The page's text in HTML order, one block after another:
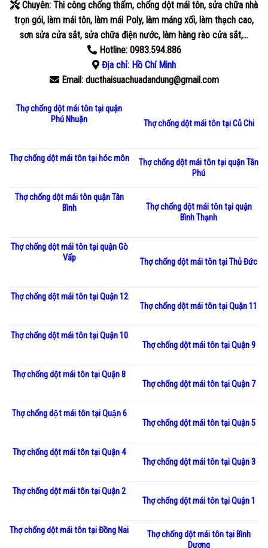
Chuyên: Thi công chống thấm, chống dột mái tôn, sửa chữa nhà
trọn gói, làm mái tôn, làm mái Poly, làm máng xối, làm thạch cao,
sơn sửa cửa sắt, sửa chữa điện nước, làm hàng rào cửa sắt,…
Hotline: 0983.594.886
Địa chỉ: Hồ Chí Minh
Email: ducthaisuachuadandung@gmail.com
Thợ chống dột mái tôn tại quận
Phú Nhuận
Thợ chống dột mái tôn tại Củ Chi
Thợ chống dột mái tôn tại hóc môn
Thợ chống dột mái tôn tại quận Tân
Phú
Thợ chống dột mái tôn quận Tân
Bình
Thợ chống dột mái tôn tại quận
Bình Thạnh
Thợ chống dột mái tôn tại quận Gò
Vấp
Thợ chống dột mái tôn tại Thủ Đức
Thợ chống dột mái tôn tại Quận 12
Thợ chống dột mái tôn tại Quận 11
Thợ chống dột mái tôn tại Quận 10
Thợ chống dột mái tôn tại Quận 9
Thợ chống dột mái tôn tại Quận 8
Thợ chống dột mái tôn tại Quận 7
Thợ chống dột mái tôn tại Quận 6
Thợ chống dột mái tôn tại Quận 5
Thợ chống dột mái tôn tại Quận 4
Thợ chống dột mái tôn tại Quận 3
Thợ chống dột mái tôn tại Quận 2
Thợ chống dột mái tôn tại Quận 1
Thợ chống dột mái tôn tại Đồng Nai
Thợ chống dột mái tôn tại Bình
Dương